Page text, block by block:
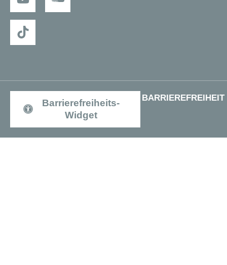
Barrierefreiheits-
Widget
BARRIEREFREIHEIT